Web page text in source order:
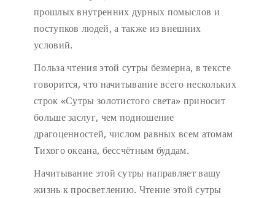
прошлых внутренних дурных помыслов и
поступков людей, а также из внешних
условий.
Польза чтения этой сутры безмерна, в тексте
говорится, что начитывание всего нескольких
строк «Сутры золотистого света» приносит
больше заслуг, чем подношение
драгоценностей, числом равных всем атомам
Тихого океана, бессчётным буддам.
Начитывание этой сутры направляет вашу
жизнь к просветлению. Чтение этой сутры